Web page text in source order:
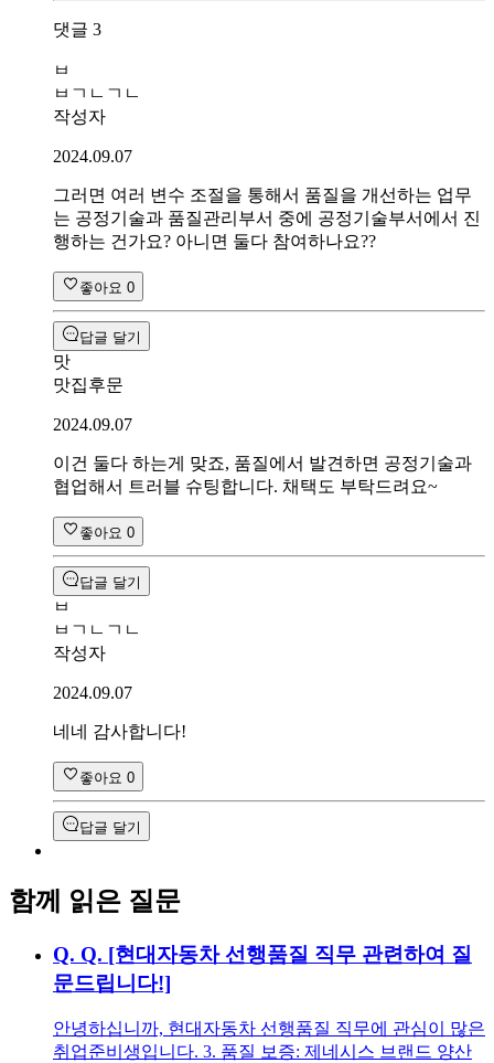
댓글 3
ㅂ
ㅂㄱㄴㄱㄴ
작성자
2024.09.07
그러면 여러 변수 조절을 통해서 품질을 개선하는 업무
는 공정기술과 품질관리부서 중에 공정기술부서에서 진
행하는 건가요? 아니면 둘다 참여하나요??
좋아요 0
답글 달기
맛
맛집후문
2024.09.07
이건 둘다 하는게 맞죠, 품질에서 발견하면 공정기술과
협업해서 트러블 슈팅합니다. 채택도 부탁드려요~
좋아요 0
답글 달기
ㅂ
ㅂㄱㄴㄱㄴ
작성자
2024.09.07
네네 감사합니다!
좋아요 0
답글 달기
함께 읽은 질문
Q. Q. [현대자동차 선행품질 직무 관련하여 질
문드립니다!]
안녕하십니까, 현대자동차 선행품질 직무에 관심이 많은
취업준비생입니다. 3. 품질 보증: 제네시스 브랜드 양산